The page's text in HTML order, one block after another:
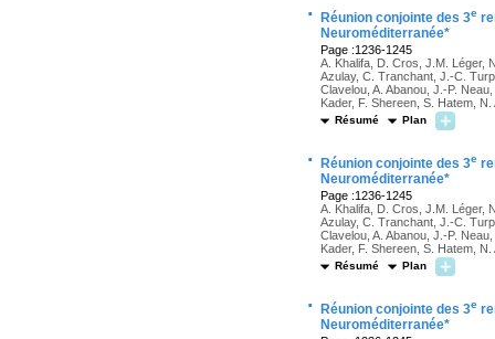
· Réunion conjointe des 3e
Neuroméditerranée*
Page :1236-1245
A. Khalifa, D. Cros, J.M. Léger,
Azulay, C. Tranchant, J.-C.
Clavelou, A. Abanou, J.-P.
Kader, F. Shereen, S. Hatem,
Résumé Plan
· Réunion conjointe des 3e
Neuroméditerranée*
Page :1236-1245
A. Khalifa, D. Cros, J.M. Léger,
Azulay, C. Tranchant, J.-C.
Clavelou, A. Abanou, J.-P.
Kader, F. Shereen, S. Hatem,
Résumé Plan
· Réunion conjointe des 3e
Neuroméditerranée*